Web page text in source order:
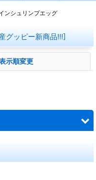
ンシュリンプエッグ
グッピー新商品!!!]
示順変更